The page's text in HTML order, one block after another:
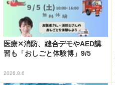
医療✕消防、縫合デモやAED講
習も「おしごと体験博」9/5
2026.8.6